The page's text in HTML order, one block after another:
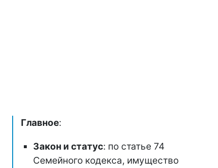
Главное:
Закон и статус: по статье 74
Семейного кодекса, имущество